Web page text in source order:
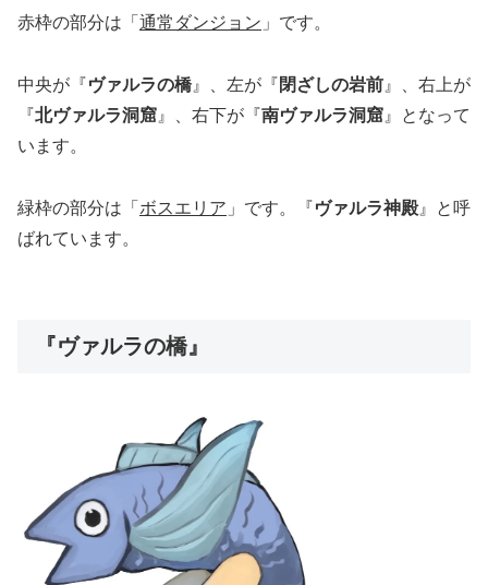
赤枠の部分は「 通常ダンジョン 」です。
中央が『ヴァルラの橋』、左が『閉ざしの岩前 』、右上が
『北ヴァルラ洞窟 』、右下が『南ヴァルラ洞窟 』となって
います。
緑枠の部分は「 ボスエリア 」です。『ヴァルラ神殿』と呼
ばれています。
『ヴァルラの橋』